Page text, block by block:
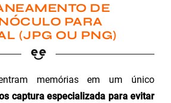
DE
PARA
(JPG OU PNG)
memórias em um único
captura especializada para evitar